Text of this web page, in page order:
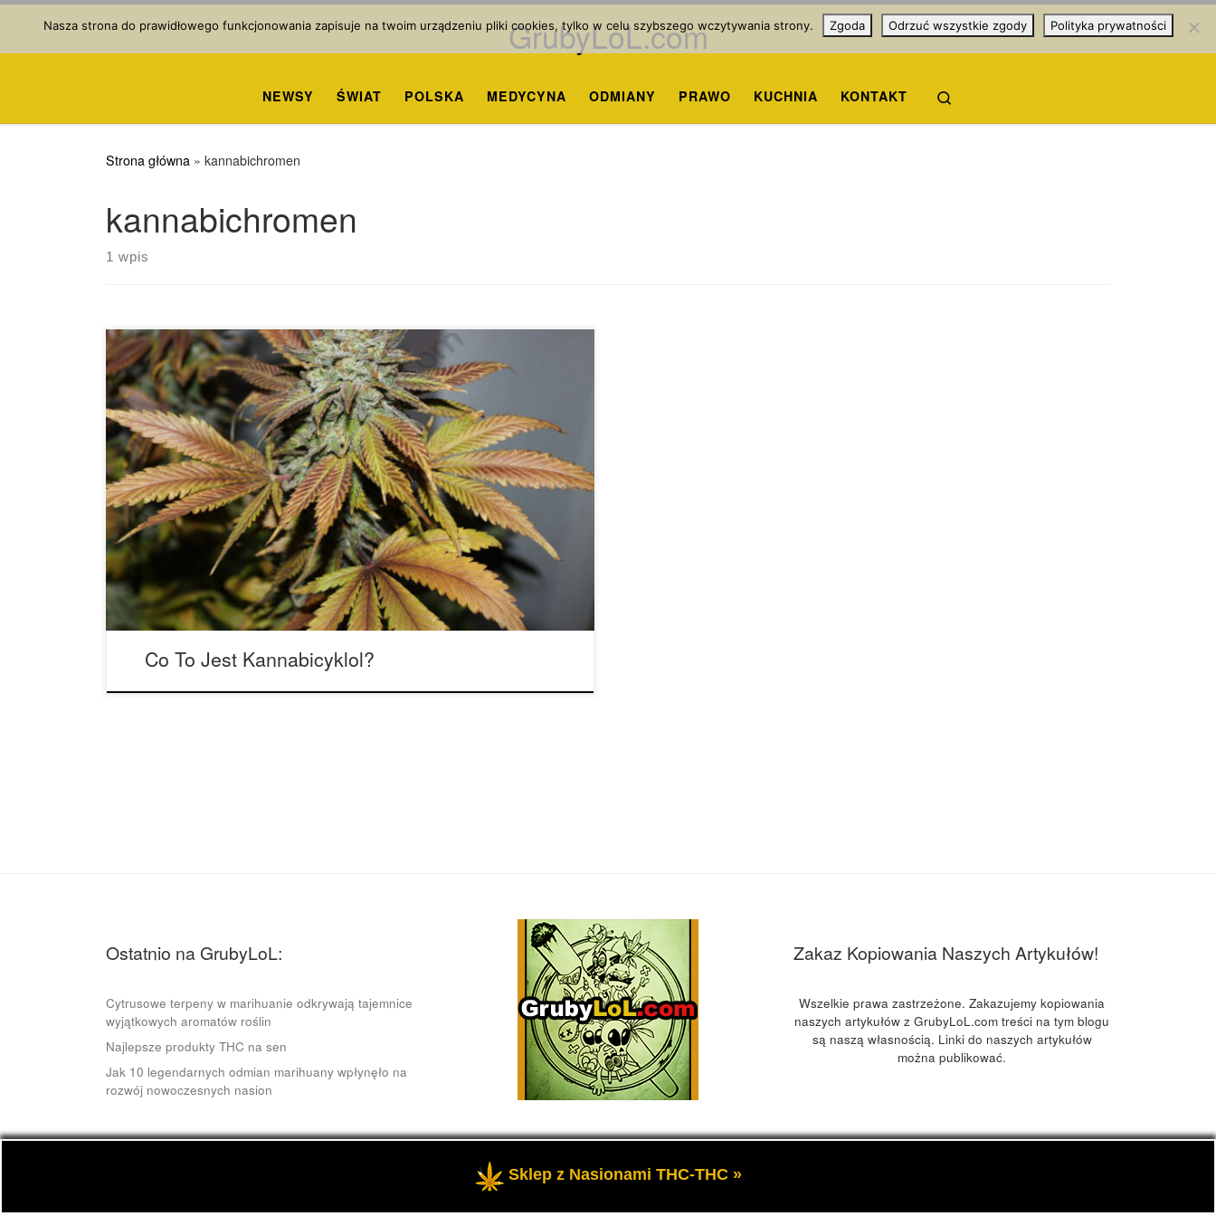
Przejdź do treści GrubyLoL.com
NEWSY ŚWIAT POLSKA MEDYCYNA ODMIANY PRAWO KUCHNIA KONTAKT
Strona główna » kannabichromen
kannabichromen
1 wpis
Kannabicyclol (CBL) – kannabinoid wymagający zbadania. Nazwa:
KannabicyklolWzór: C21 H30 O2Nazwa IUPAC: (1aR- (1a alfa, 3a alfa, 8b alfa,
8c alfa)) – 1a, 2, 3, 3a, 8b, 8c-heksahydro-1,1,3a-trimetylo-6-pentyl-1H-4 -
oksabenzo(f)cyklobut(cd)inden-8-olMasa molowa: 314,469 g/mol
Kannabicyklol, zwany także CBL, jest jednym z najmniej znanych i
przebadanych kannabinoidów w roślinie konopi. Chociaż jest powszechnie […]
Co To Jest Kannabicyklol?
Ostatnio na GrubyLoL:
Cytrusowe terpeny w marihuanie odkrywają tajemnice
wyjątkowych aromatów roślin
Najlepsze produkty THC na sen
Jak 10 legendarnych odmian marihuany wpłynęło na
rozwój nowoczesnych nasion
Zakaz Kopiowania Naszych Artykułów!
Wszelkie prawa zastrzeżone. Zakazujemy kopiowania
naszych artykułów z GrubyLoL.com treści na tym blogu
są naszą własnością. Linki do naszych artykułów
można publikować.
- Przedstawia informacje o marihuanie, czyli cannabis blog, kuchnia konopna i wiele innych.
Nasza strona do prawidłowego funkcjonowania zapisuje na twoim urządzeniu pliki cookies, tylko w celu szybszego wczytywania strony. Zgoda Odrzuć wszystkie zgody Polityka prywatności
Sklep z Nasionami THC-THC »